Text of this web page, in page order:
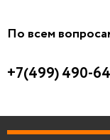
данных.
По всем
+7(499) 490-